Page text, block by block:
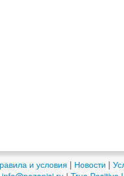
и условия | Новости |